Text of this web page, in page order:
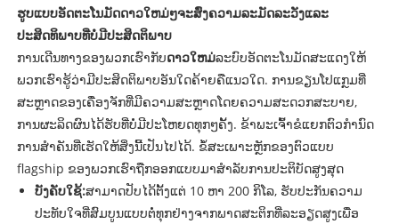
ຮູບແບບອັດຕະໂນມັດດາວໃຫມ່ໆຈະສົ່ງຄວາມລະມັດລະວັງແລະ
ປະສິດທິພາບທີ່ບໍ່ມີປະສິດຕິພາບ
ການເດີນທາງຂອງພວກເຮົາກັບດາວໃຫມ່ລະບົບອັດຕະໂນມັດສະແດງໃຫ້
ພວກເຮົາຮູ້ວ່າມີປະສິດຕິພາບອັນໃດຄ້າຍຄືແນວໃດ. ການຂຽນໂປແກຼມທີ່
ສະຫຼາດຂອງເຄື່ອງຈັກທີ່ມີຄວາມສະຫຼາດໂດຍຄວາມສະດວກສະບາຍ,
ການຜະລິດຜົນໄດ້ຮັບທີ່ບໍ່ມີປະໂຫຍດທຸກໆຄັ້ງ. ຂ້າພະເຈົ້າຂໍແຍກຕົວກໍານົດ
ການສໍາຄັນທີ່ເຮັດໃຫ້ສິ່ງນີ້ເປັນໄປໄດ້. ຂໍ້ສະເພາະຫຼັກຂອງຕົວແບບ
flagship ຂອງພວກເຮົາຖືກອອກແບບມາສໍາລັບການປະຕິບັດສູງສຸດ
ບັງຄັບໃຊ້:ສາມາດປັບໄດ້ຕັ້ງແຕ່ 10 ຫາ 200 ກິໂລ, ຮັບປະກັນຄວາມ
ປະທັບໃຈທີ່ສົມບູນແບບຕໍ່ທຸກຢ່າງຈາກພາດສະຕິກທີ່ລະອຽດສູງເພື່ອ